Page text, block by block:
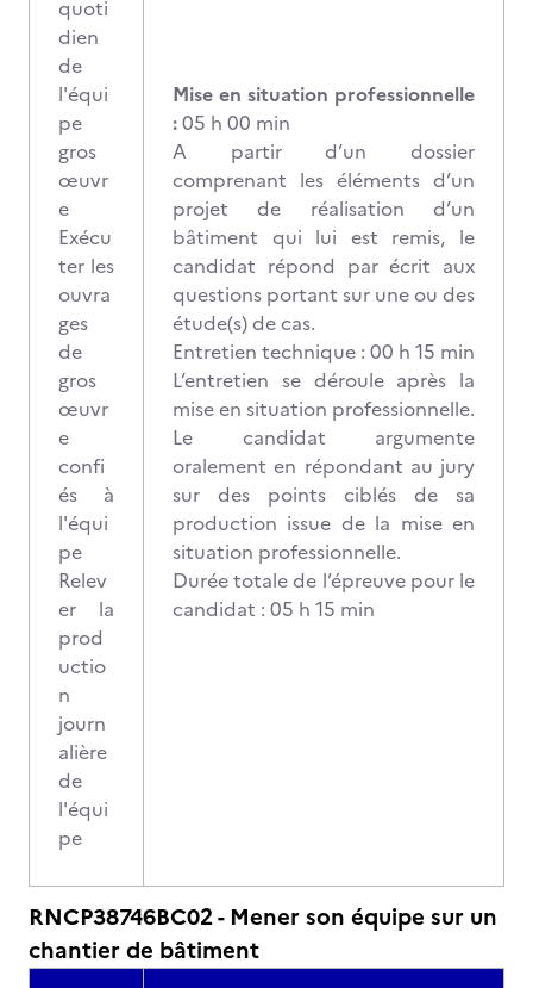
quoti
dien
de
l'équi
pe
gros
œuvr
e
Exécu
ter les
ouvra
ges
de
gros
œuvr
e
confi
és à
l'équi
pe
Relev
er la
prod
uctio
n
journ
alière
de
l'équi
pe
Mise en situation professionnelle
:05 h 00 min
A partir d’un dossier
comprenant les éléments d’un
projet de réalisation d’un
bâtiment qui lui est remis, le
candidat répond par écrit aux
questions portant sur une ou des
étude(s) de cas.
Entretien technique : 00 h 15 min
L’entretien se déroule après la
mise en situation professionnelle.
Le candidat argumente
oralement en répondant au jury
sur des points ciblés de sa
production issue de la mise en
situation professionnelle.
Durée totale de l’épreuve pour le
candidat : 05 h 15 min
RNCP38746BC02 - Mener son équipe sur un
chantier de bâtiment